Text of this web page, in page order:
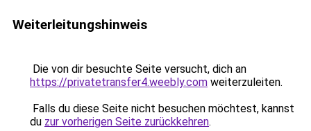
Weiterleitungshinweis
Die von dir besuchte Seite versucht, dich an
https://privatetransfer4.weebly.com weiterzuleiten.
Falls du diese Seite nicht besuchen möchtest, kannst
du zur vorherigen Seite zurückkehren.